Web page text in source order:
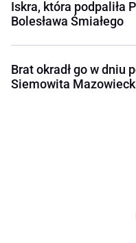
Iskra, która podpaliła
Bolesława Śmiałego
Brat okradł go w dniu
Siemowita